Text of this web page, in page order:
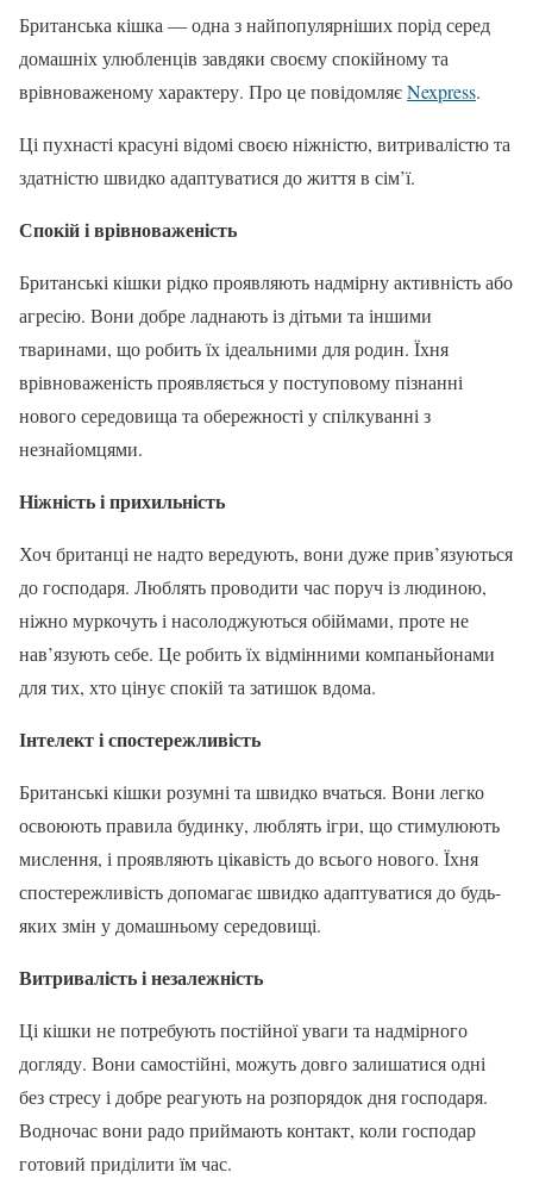
Британська кішка — одна з найпопулярніших порід серед
домашніх улюбленців завдяки своєму спокійному та
врівноваженому характеру. Про це повідомляєNexpress.
Ці пухнасті красуні відомі своєю ніжністю, витривалістю та
здатністю швидко адаптуватися до життя в сім’ї.
Спокій і врівноваженість
Британські кішки рідко проявляють надмірну активність або
агресію. Вони добре ладнають із дітьми та іншими
тваринами, що робить їх ідеальними для родин. Їхня
врівноваженість проявляється у поступовому пізнанні
нового середовища та обережності у спілкуванні з
незнайомцями.
Ніжність і прихильність
Хоч британці не надто вередують, вони дуже прив’язуються
до господаря. Люблять проводити час поруч із людиною,
ніжно муркочуть і насолоджуються обіймами, проте не
нав’язують себе. Це робить їх відмінними компаньйонами
для тих, хто цінує спокій та затишок вдома.
Інтелект і спостережливість
Британські кішки розумні та швидко вчаться. Вони легко
освоюють правила будинку, люблять ігри, що стимулюють
мислення, і проявляють цікавість до всього нового. Їхня
спостережливість допомагає швидко адаптуватися до будь-
яких змін у домашньому середовищі.
Витривалість і незалежність
Ці кішки не потребують постійної уваги та надмірного
догляду. Вони самостійні, можуть довго залишатися одні
без стресу і добре реагують на розпорядок дня господаря.
Водночас вони радо приймають контакт, коли господар
готовий приділити їм час.